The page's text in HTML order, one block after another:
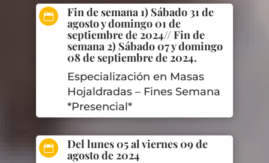
 Fin de semana 1) Sábado 31 de
agosto y domingo 01 de
septiembre de 2024// Fin de
semana 2) Sábado 07 y domingo
08 de septiembre de 2024.
Especialización en Masas
Hojaldradas – Fines Semana
*Presencial*
 Del lunes 05 al viernes 09 de
agosto de 2024